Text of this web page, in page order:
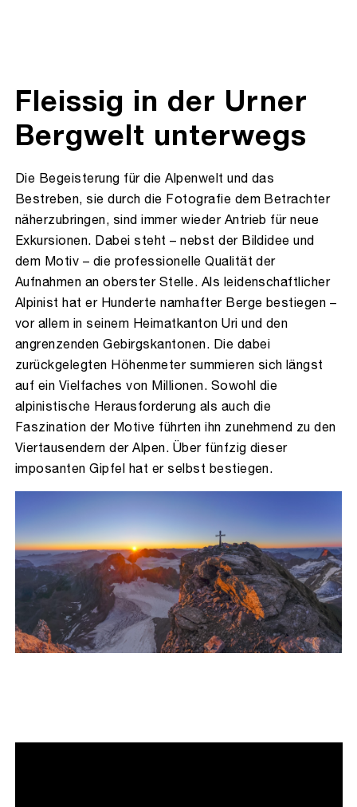
Fleissig in der Urner
Bergwelt unterwegs
Die Begeisterung für die Alpenwelt und das
Bestreben, sie durch die Fotografie dem Betrachter
näherzubringen, sind immer wieder Antrieb für neue
Exkursionen. Dabei steht – nebst der Bildidee und
dem Motiv – die professionelle Qualität der
Aufnahmen an oberster Stelle. Als leidenschaftlicher
Alpinist hat er Hunderte namhafter Berge bestiegen –
vor allem in seinem Heimatkanton Uri und den
angrenzenden Gebirgskantonen. Die dabei
zurückgelegten Höhenmeter summieren sich längst
auf ein Vielfaches von Millionen. Sowohl die
alpinistische Herausforderung als auch die
Faszination der Motive führten ihn zunehmend zu den
Viertausendern der Alpen. Über fünfzig dieser
imposanten Gipfel hat er selbst bestiegen.